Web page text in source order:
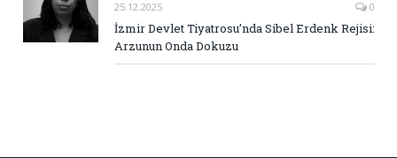
25.12.2025 0
İzmir Devlet Tiyatrosu’nda Sibel Erdenk Rejisi:
Arzunun Onda Dokuzu